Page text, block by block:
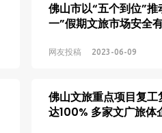
佛山市以“五个到位”推
一”假期文旅市场安全
网友投稿 2023-06-09
佛山文旅重点项目复工
达100% 多家文广旅体